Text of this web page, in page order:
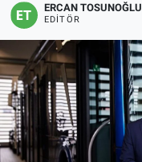
ERCAN TOSUNOĞLU
EDITÖR